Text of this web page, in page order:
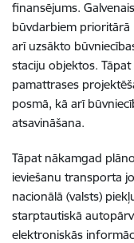
finansējums.
būvdarbiem prioritārā
arī uzsākto
staciju objektos.
pamattrases
posmā, kā arī
atsavināšana.
Tāpat nākamgad
ieviešanu transporta
nacionālā (valsts)
starptautiskā
elektroniskās